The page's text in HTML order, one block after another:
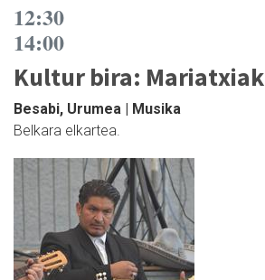
12:30
14:00
Kultur bira: Mariatxiak
Besabi, Urumea | Musika
Belkara elkartea.